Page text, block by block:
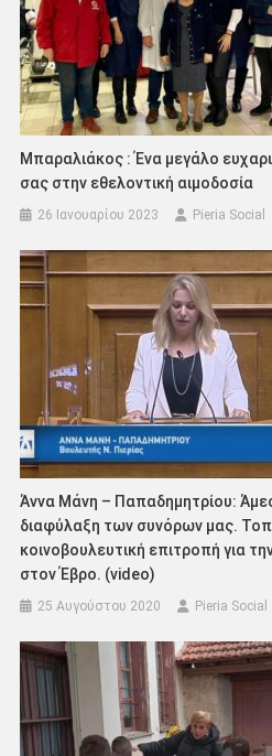
Μπαραλιάκος : Ένα μεγάλο
σας στην εθελοντική αιμοδοσία
26 Ιανουαρίου 2023 Pieria Social
Άννα Μάνη – Παπαδημητρίου:
διαφύλαξη των συνόρων μας.
κοινοβουλευτική επιτροπή για
στον Έβρο. (video)
25 Αυγούστου 2020 Pieria Social